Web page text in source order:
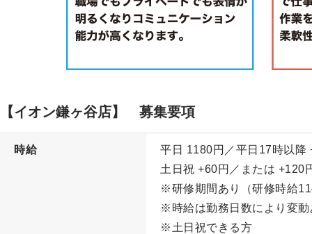
【イオン鎌ヶ谷店】 募集要項
時給 平日 1180円／平日17時以降
土日祝 +60円／または +120
※研修期間あり（研修時給
※時給は勤務日数により変動
※土日祝できる方